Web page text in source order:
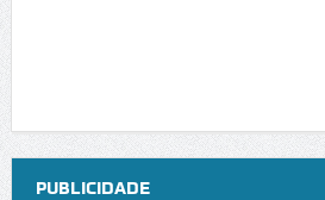
PUBLICIDADE